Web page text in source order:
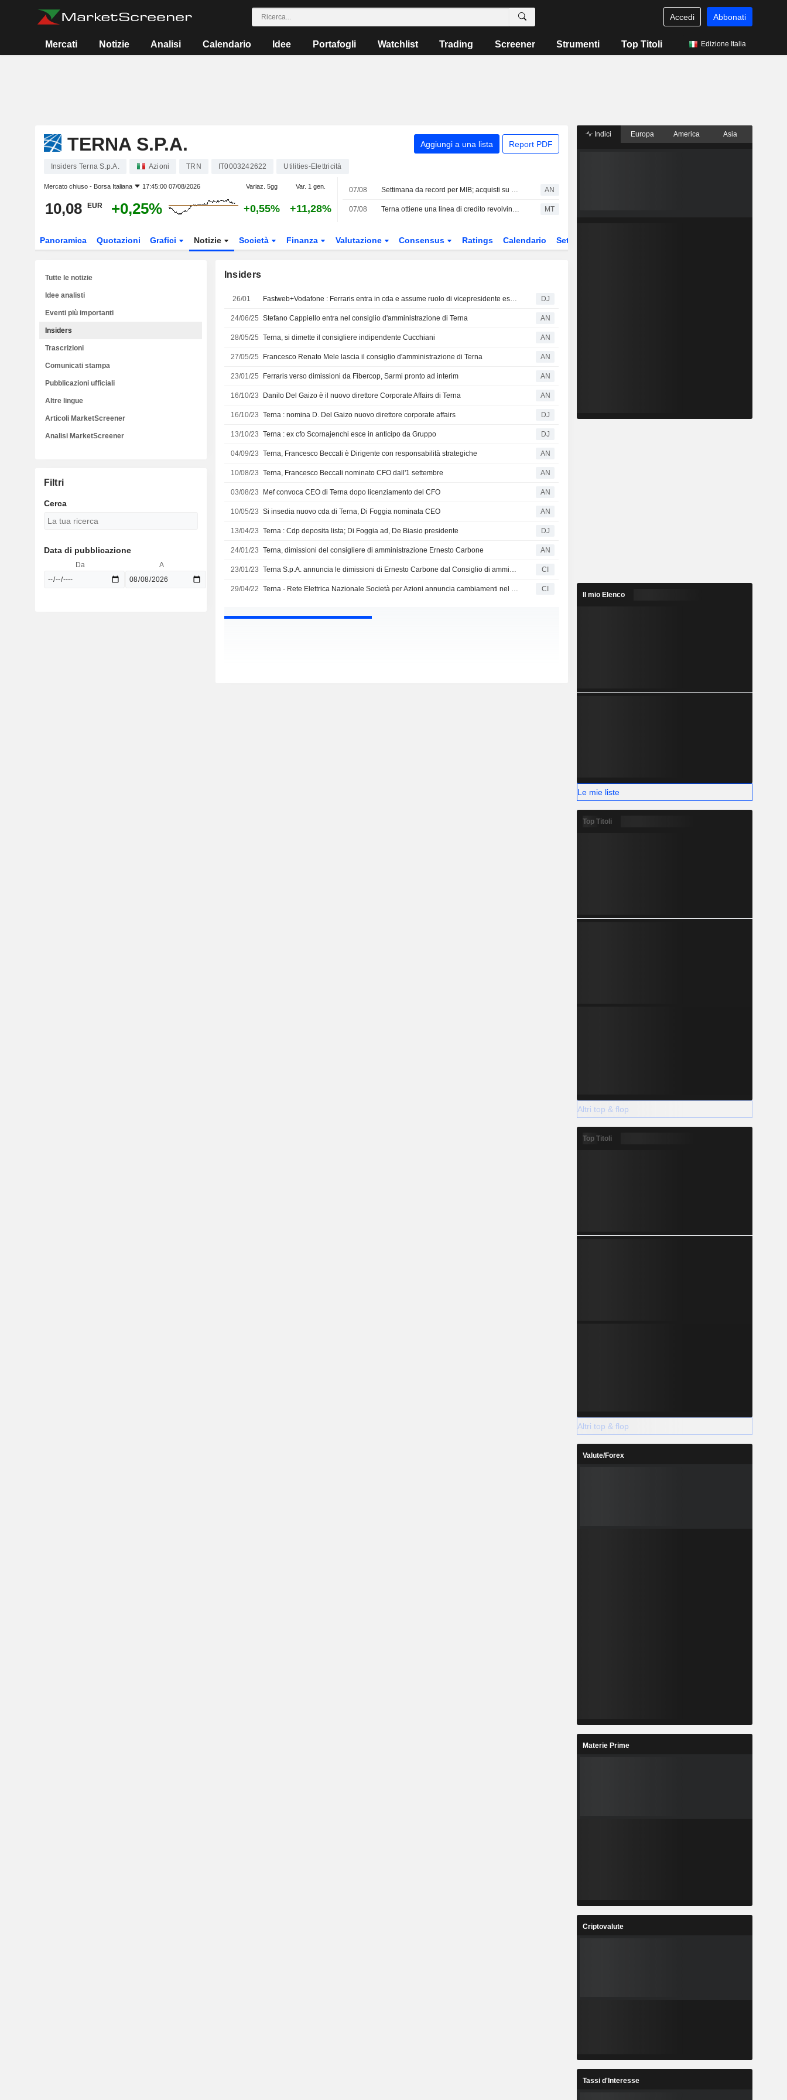
Accedi Abbonati
Mercati Notizie Analisi Calendario Idee Portafogli Watchlist Trading Screener Strumenti Top Titoli Edizione Italia
TERNA S.P.A. Aggiungi a una lista Report PDF
Insiders Terna S.p.A. Azioni TRN IT0003242622 Utilities-Elettricità
Mercato chiuso - Borsa Italiana 17:45:00 07/08/2026 Variaz. 5gg Var. 1 gen.
10,08 EUR +0,25% +0,55% +11,28%
07/08 Settimana da record per MIB; acquisti su europee AN
07/08 Terna ottiene una linea di credito revolving legata a parametri ESG da 2,3 Mrd EUR MT
Panoramica Quotazioni Grafici Notizie Società Finanza Valutazione Consensus Ratings Calendario Settore
Insiders
26/01 Fastweb+Vodafone : Ferraris entra in cda e assume ruolo di vicepresidente esecutivo DJ
24/06/25 Stefano Cappiello entra nel consiglio d'amministrazione di Terna AN
28/05/25 Terna, si dimette il consigliere indipendente Cucchiani AN
27/05/25 Francesco Renato Mele lascia il consiglio d'amministrazione di Terna AN
23/01/25 Ferraris verso dimissioni da Fibercop, Sarmi pronto ad interim AN
16/10/23 Danilo Del Gaizo è il nuovo direttore Corporate Affairs di Terna AN
16/10/23 Terna : nomina D. Del Gaizo nuovo direttore corporate affairs DJ
13/10/23 Terna : ex cfo Scornajenchi esce in anticipo da Gruppo DJ
04/09/23 Terna, Francesco Beccali è Dirigente con responsabilità strategiche AN
10/08/23 Terna, Francesco Beccali nominato CFO dall'1 settembre AN
03/08/23 Mef convoca CEO di Terna dopo licenziamento del CFO AN
10/05/23 Si insedia nuovo cda di Terna, Di Foggia nominata CEO AN
13/04/23 Terna : Cdp deposita lista; Di Foggia ad, De Biasio presidente DJ
24/01/23 Terna, dimissioni del consigliere di amministrazione Ernesto Carbone AN
23/01/23 Terna S.p.A. annuncia le dimissioni di Ernesto Carbone dal Consiglio di amministrazione CI
29/04/22 Terna - Rete Elettrica Nazionale Società per Azioni annuncia cambiamenti nel Consiglio di Amministrazione CI
Tutte le notizie
Idee analisti
Eventi più importanti
Insiders
Trascrizioni
Comunicati stampa
Pubblicazioni ufficiali
Altre lingue
Articoli MarketScreener
Analisi MarketScreener
Filtri
Cerca
Data di pubblicazione
Da A
Indici Europa America Asia
Il mio Elenco
Le mie liste
Top Titoli
Altri top & flop
Top Titoli
Altri top & flop
Valute/Forex
Materie Prime
Criptovalute
Tassi d'Interesse